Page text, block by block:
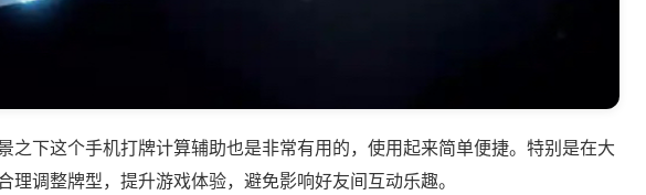
之下这个手机打牌计算辅助也是非常有用的，使用起来简单便捷。特别是在大
理调整牌型，提升游戏体验，避免影响好友间互动乐趣。